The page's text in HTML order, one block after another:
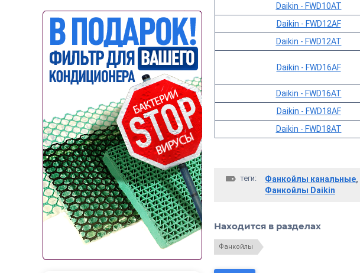
Daikin - FWD10AT
Daikin - FWD12AF
Daikin - FWD12AT
Daikin - FWD16AF
Daikin - FWD16AT
Daikin - FWD18AF
Daikin - FWD18AT
теги: Фанкойлы канальные,
Фанкойлы Daikin
Находится в разделах
Фанкойлы